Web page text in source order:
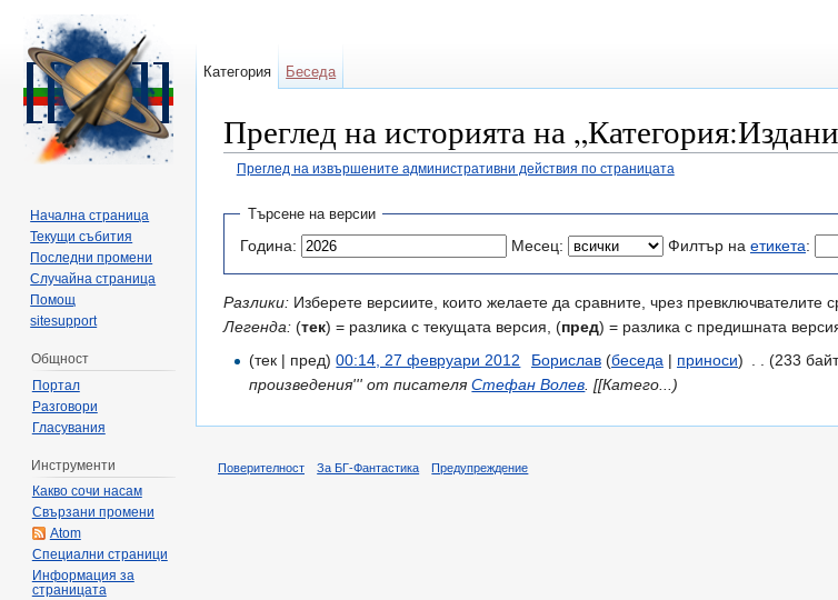
Преглед на историята на
Преглед на извършените административни действия по страницата
Търсене на версии
Година: Месец: Филтър на етикета:
Разлики: Изберете версиите, които желаете да сравните, чрез превключвателите
Легенда: (тек) = разлика с текущата версия, (пред) = разлика с предишната
(тек | пред) 00:14, 27 февруари 2012 Борислав (беседа | приноси) (233
произведения''' от писателяСтефан Волев . [[Катего...)
Категория Беседа
Начална страница
Текущи събития
Последни промени
Случайна страница
Помощ
sitesupport
Общност
Портал
Разговори
Гласувания
Инструменти
Какво сочи насам
Свързани промени
Atom
Специални страници
Информация за
страницата
Поверителност За БГ-Фантастика Предупреждение